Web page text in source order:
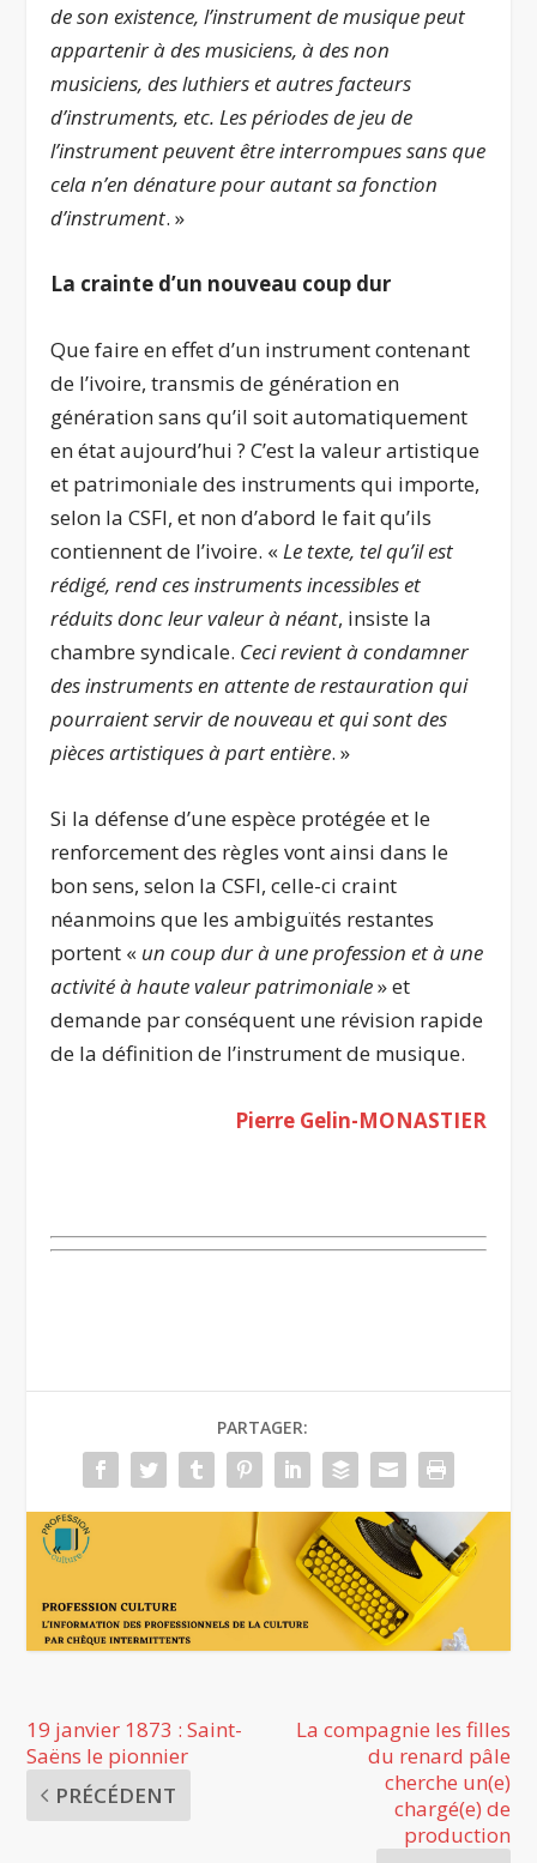
de son existence, l’instrument de musique peut
appartenir à des musiciens, à des non
musiciens, des luthiers et autres facteurs
d’instruments, etc. Les périodes de jeu de
l’instrument peuvent être interrompues sans que
cela n’en dénature pour autant sa fonction
d’instrument. »
La crainte d’un nouveau coup dur
Que faire en effet d’un instrument contenant
de l’ivoire, transmis de génération en
génération sans qu’il soit automatiquement
en état aujourd’hui ? C’est la valeur artistique
et patrimoniale des instruments qui importe,
selon la CSFI, et non d’abord le fait qu’ils
contiennent de l’ivoire. «Le texte, tel qu’il est
rédigé, rend ces instruments incessibles et
réduits donc leur valeur à néant, insiste la
chambre syndicale. Ceci revient à condamner
des instruments en attente de restauration qui
pourraient servir de nouveau et qui sont des
pièces artistiques à part entière. »
Si la défense d’une espèce protégée et le
renforcement des règles vont ainsi dans le
bon sens, selon la CSFI, celle-ci craint
néanmoins que les ambiguïtés restantes
portent « un coup dur à une profession et à une
activité à haute valeur patrimoniale» et
demande par conséquent une révision rapide
de la définition de l’instrument de musique.
Pierre Gelin-MONASTIER
PARTAGER:
19 janvier 1873 : Saint-
Saëns le pionnier
PRÉCÉDENT
La compagnie les filles
du renard pâle
cherche un(e)
chargé(e) de
production